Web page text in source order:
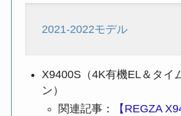
2021-2022モデル
X9400S（4K有機EL＆タイ
ン）
関連記事：
【REGZA